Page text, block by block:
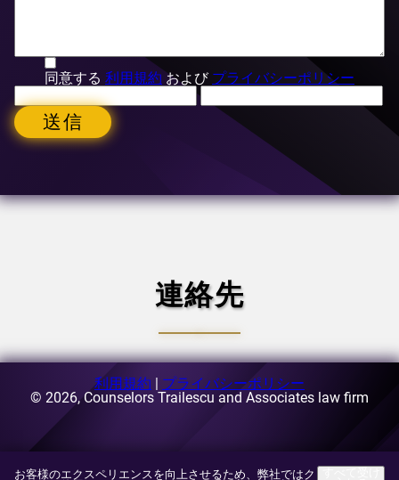
同意する 利用規約 および プライバシーポリシー
送信
連絡先
Eメール: [email protected]
ルーマニア、ブカレスト、第1区、ブゼスティ通り
63-69番地、A3棟、5階
お客様のエクスペリエンスを向上させるため、弊社ではク
利用規約 | プライバシーポリシー
© 2026, Counselors Trailescu and Associates law firm